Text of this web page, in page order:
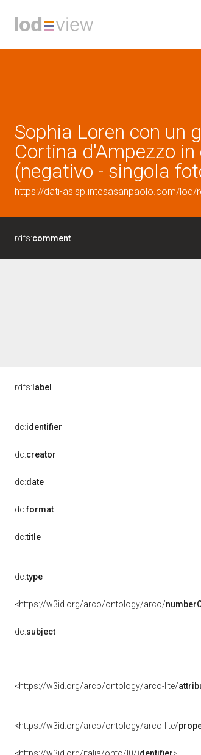
Sophia Loren con un
Cortina d'Ampezzo
(negativo - singola
https://dati-asisp.intesasanpaolo.com/lod/
rdfs:comment
rdfs: label
dc:identifier
dc:creator
dc:date
dc:format
dc:title
dc:type
<https://w3id.org/arco/ontology/arco/
dc:subject
<https://w3id.org/arco/ontology/arco-lite/
<https://w3id.org/arco/ontology/arco-lite/